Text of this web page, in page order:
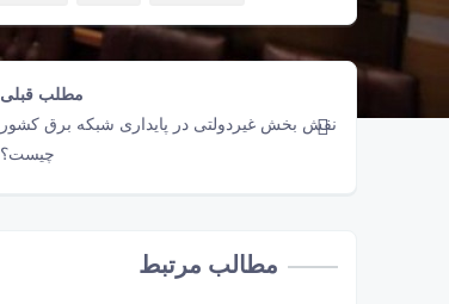
مطلب قبلی
نقش‌ بخش غیردولتی در پایداری شبکه برق کشور
چیست؟
مطالب مرتبط